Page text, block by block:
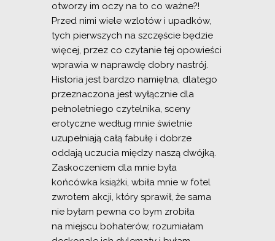
otworzy im oczy na to co ważne?!
Przed nimi wiele wzlotów i upadków,
tych pierwszych na szczęście będzie
więcej, przez co czytanie tej opowieści
wprawia w naprawdę dobry nastrój.
Historia jest bardzo namiętna, dlatego
przeznaczona jest wyłącznie dla
pełnoletniego czytelnika, sceny
erotyczne według mnie świetnie
uzupełniają całą fabułę i dobrze
oddają uczucia między naszą dwójką.
Zaskoczeniem dla mnie była
końcówka książki, wbiła mnie w fotel
zwrotem akcji, który sprawił, że sama
nie byłam pewna co bym zrobiła
na miejscu bohaterów, rozumiałam